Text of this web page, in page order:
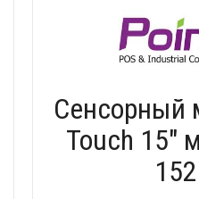
Сенсорный
Touch 15"